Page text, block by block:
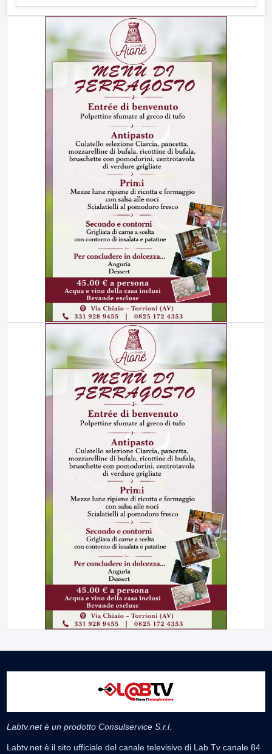
Labtv.net è un prodotto Consulservice S.r.l.
Labtv.net è il sito ufficiale del canale televisivo di Lab Tv canale 84